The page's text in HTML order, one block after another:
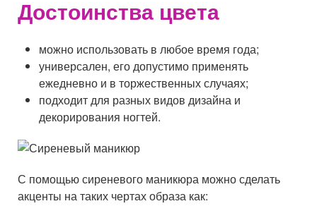
Достоинства цвета
можно использовать в любое время года;
универсален, его допустимо применять
ежедневно и в торжественных случаях;
подходит для разных видов дизайна и
декорирования ногтей.
С помощью сиреневого маникюра можно сделать
акценты на таких чертах образа как: